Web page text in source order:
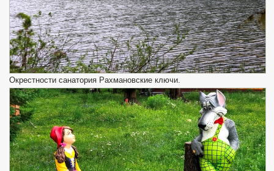
Окрестности санатория Рахмановские ключи.